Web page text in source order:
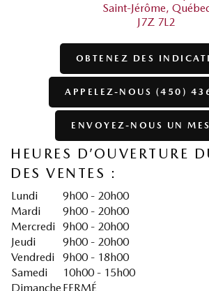
Saint-Jérôme,
J7Z 7L2
OBTENEZ DES
APPELEZ-NOUS (450)
ENVOYEZ-NOUS UN
HEURES D’OUVERTURE
DES VENTES :
Lundi
9h00 - 20h00
Mardi
9h00 - 20h00
Mercredi 9h00 - 20h00
Jeudi
9h00 - 20h00
Vendredi
9h00 - 18h00
Samedi
10h00 - 15h00
Dimanche FERMÉ